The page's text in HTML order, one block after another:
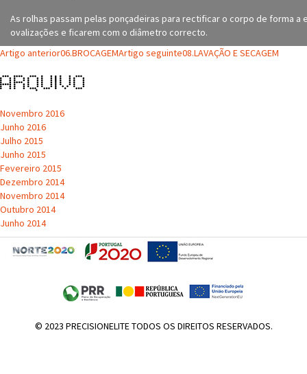
As rolhas passam pelas ponçadeiras para rectificar o corpo de forma a
ovalizações e ficarem com o diâmetro correcto.
Navegação
de
artigos
Artigo anterior06.BROCAGEMArtigo seguinte08.LAVAÇÃO E SECAGEM
Arquivo
Novembro 2016
Junho 2016
Julho 2015
Junho 2015
Fevereiro 2015
Dezembro 2014
Novembro 2014
Outubro 2014
Junho 2014
© 2023 PRECISIONELITE TODOS OS DIREITOS RESERVADOS.